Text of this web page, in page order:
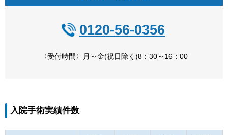
0120-56-0356
〈受付時間〉月～金(祝日除く)8：30～16：00
入院手術実績件数